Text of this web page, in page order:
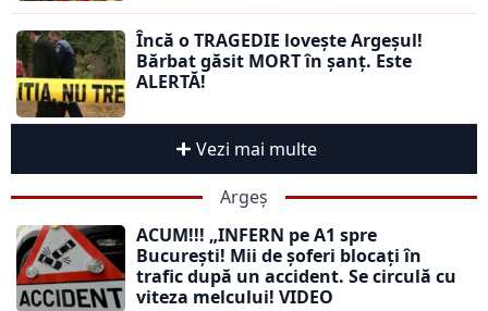
Încă o TRAGEDIE lovește Argeșul!
Bărbat găsit MORT în șanț. Este
ALERTĂ!
Vezi mai multe
Argeș
ACUM!!! „INFERN pe A1 spre
București! Mii de șoferi blocați în
trafic după un accident. Se circulă cu
viteza melcului! VIDEO